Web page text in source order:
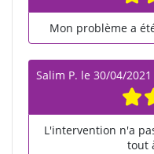
Mon problème a
Salim P. le 30/04/2021
L'intervention n'a
tout